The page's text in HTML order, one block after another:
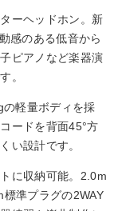
ーヘッドホン。新
感のある低音から
ピアノなど楽器演
。
軽量ボディを採
ードを背面45°方
い設計です。
に収納可能。2.0m
準プラグの2WAY